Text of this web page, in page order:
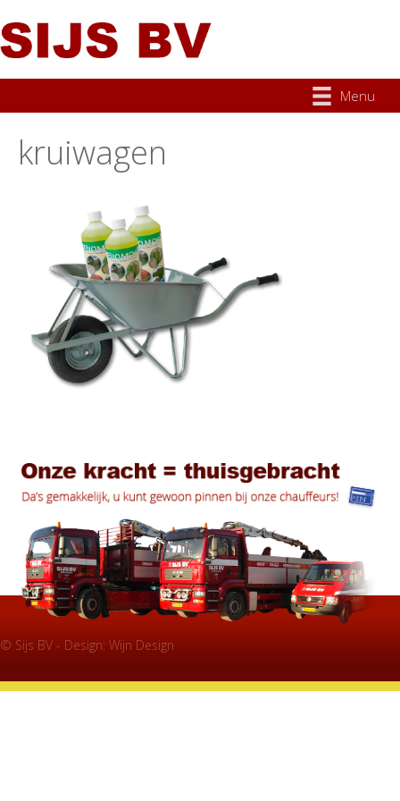
Menu
kruiwagen
© Sijs BV - Design: Wijn Design